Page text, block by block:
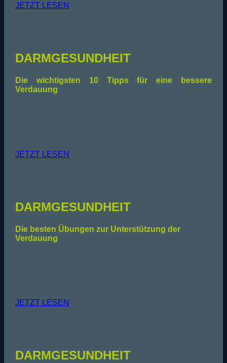
JETZT LESEN
DARMGESUNDHEIT
Die wichtigsten 10 Tipps für eine bessere
Verdauung
JETZT LESEN
DARMGESUNDHEIT
Die besten Übungen zur Unterstützung der
Verdauung
JETZT LESEN
DARMGESUNDHEIT